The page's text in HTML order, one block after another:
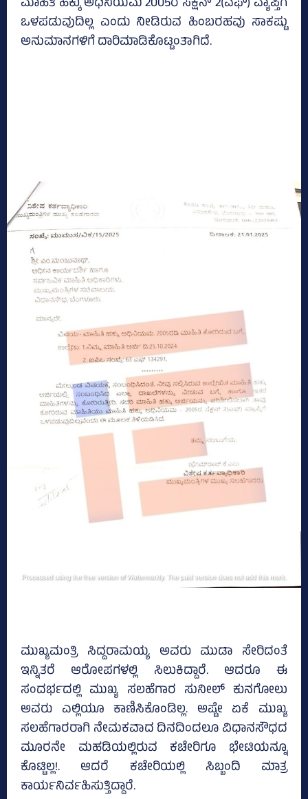
ಒಳಪಡುವುದಿಲ್ಲ ಎಂದು ನೀಡಿರುವ ಹಿಂಬರಹವು ಸಾಕಷ್ಟು
ಅನುಮಾನಗಳಿಗೆ ದಾರಿಮಾಡಿಕೊಟ್ಟಂತಾಗಿದೆ.
ಮುಖ್ಯಮಂತ್ರಿ ಸಿದ್ದರಾಮಯ್ಯ ಅವರು ಮುಡಾ ಸೇರಿದಂತೆ
ಇನ್ನಿತರೆ ಆರೋಪಗಳಲ್ಲಿ ಸಿಲುಕಿದ್ದಾರೆ. ಆದರೂ ಈ
ಸಂದರ್ಭದಲ್ಲಿ ಮುಖ್ಯ ಸಲಹೆಗಾರ ಸುನೀಲ್‌ ಕುನಗೋಲು
ಅವರು ಎಲ್ಲಿಯೂ ಕಾಣಿಸಿಕೊಂಡಿಲ್ಲ. ಅಷ್ಟೇ ಏಕೆ ಮುಖ್ಯ
ಸಲಹೆಗಾರರಾಗಿ ನೇಮಕವಾದ ದಿನದಿಂದಲೂ ವಿಧಾನಸೌಧದ
ಮೂರನೇ ಮಹಡಿಯಲ್ಲಿರುವ ಕಚೇರಿಗೂ ಭೇಟಿಯನ್ನೂ
ಕೊಟ್ಟಿಲ್ಲ!. ಆದರೆ ಕಚೇರಿಯಲ್ಲಿ ಸಿಬ್ಬಂದಿ ಮಾತ್ರ
ಕಾರ್ಯನಿರ್ವಹಿಸುತ್ತಿದ್ದಾರೆ.